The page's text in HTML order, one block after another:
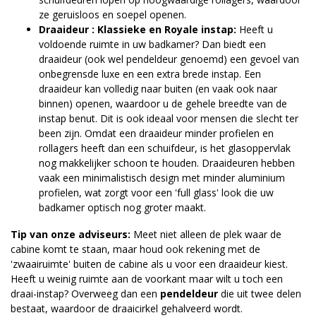
ze geruisloos en soepel openen.
Draaideur : Klassieke en Royale instap: Heeft u
voldoende ruimte in uw badkamer? Dan biedt een
draaideur (ook wel pendeldeur genoemd) een gevoel van
onbegrensde luxe en een extra brede instap. Een
draaideur kan volledig naar buiten (en vaak ook naar
binnen) openen, waardoor u de gehele breedte van de
instap benut. Dit is ook ideaal voor mensen die slecht ter
been zijn. Omdat een draaideur minder profielen en
rollagers heeft dan een schuifdeur, is het glasoppervlak
nog makkelijker schoon te houden. Draaideuren hebben
vaak een minimalistisch design met minder aluminium
profielen, wat zorgt voor een 'full glass' look die uw
badkamer optisch nog groter maakt.
Tip van onze adviseurs: Meet niet alleen de plek waar de
cabine komt te staan, maar houd ook rekening met de
'zwaairuimte' buiten de cabine als u voor een draaideur kiest.
Heeft u weinig ruimte aan de voorkant maar wilt u toch een
draai-instap? Overweeg dan een pendeldeur die uit twee delen
bestaat, waardoor de draaicirkel gehalveerd wordt.